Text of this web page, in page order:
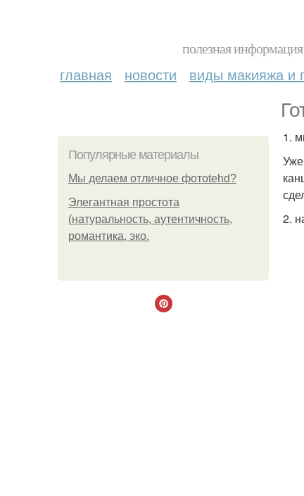
полезная
главная новости виды макияжа и
Популярные материалы
Мы делаем отличное фотоtehd?
Элегантная простота
(натуральность, аутентичность,
романтика, эко.
1.
2.